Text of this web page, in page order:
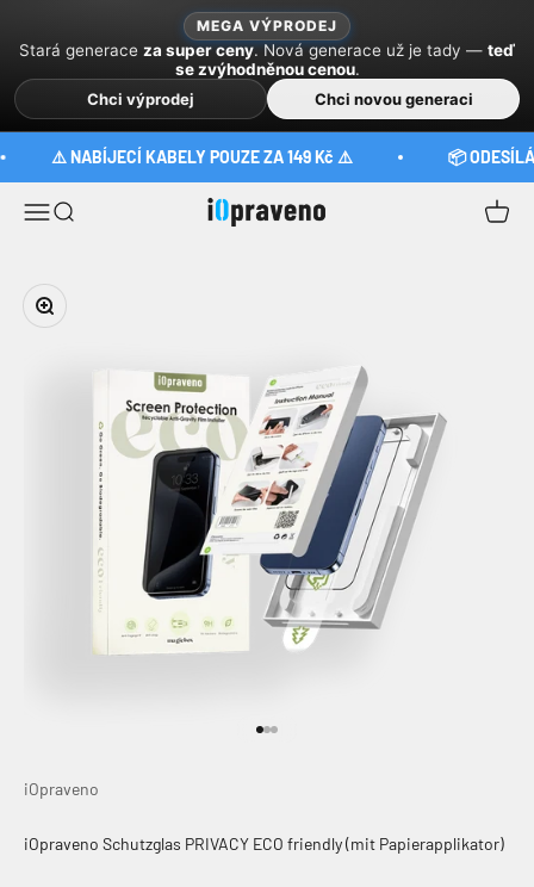
MEGA VÝPRODEJ
Stará generace za super ceny. Nová generace už je tady — teď
se zvýhodněnou cenou.
Chci výprodej
Chci novou generaci
⚠️ NABÍJECÍ KABELY POUZE ZA 149 Kč ⚠️ 📦
MenüSuche iOpraveno
Bild vergrößern
iOpraveno
iOpraveno Schutzglas PRIVACY ECO friendly (mit Papierapplikator)